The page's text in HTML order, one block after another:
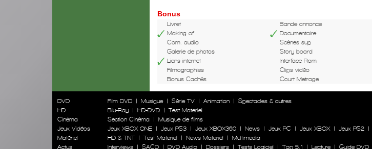
Bonus
Livret Bande annonce
Making of
Documentaire
Com. audio
Scènes sup
Galerie de photos
Story board
Liens internet
Interface Rom
Filmographies
Clips vidéo
Bonus Cachés
Court Metrage
DVD
HD
Cinéma
Jeux Vidéos
Matériel
Actus
Film DVD | Musique | Série TV | Animation |
Spectacles & autres
Blu-Ray
| HD-DVD |
Test Materiel
Section Cinéma
|
Musique de films
Jeux XBOX ONE
| Jeux PS3 | Jeux XBOX360 | News | Jeux PC | Jeux XBOX | Jeux PS2 |
HD & TNT
| Test Materiel | News Materiel |
Multimedia
Interviews
| SACD | DVD Audio | Dossiers | Tests Logiciel | Top 5.1 | Lecture | Guide DVD